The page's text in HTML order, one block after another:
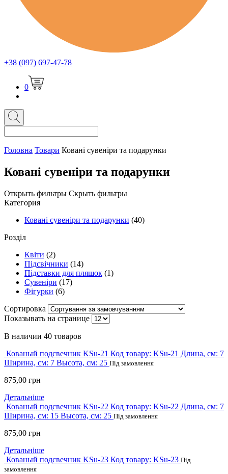
+38 (097) 697-47-78
0
Головна Товари Ковані сувеніри та подарунки
Ковані сувеніри та подарунки
Открыть фильтры Скрыть фильтры
Категория
Ковані сувеніри та подарунки (40)
Розділ
Квіти (2)
Підсвічники (14)
Підставки для пляшок (1)
Сувеніри (17)
Фігурки (6)
Сортировка
Показывать на странице
В наличии 40 товаров
Кованый подсвечник KSu-21 Код товару: KSu-21 Длина, см: 7
Ширина, см: 7 Высота, см: 25 Під замовлення
875,00 грн
Детальніше
Кованый подсвечник KSu-22 Код товару: KSu-22 Длина, см: 7
Ширина, см: 15 Высота, см: 25 Під замовлення
875,00 грн
Детальніше
Кованый подсвечник KSu-23 Код товару: KSu-23 Під
замовлення